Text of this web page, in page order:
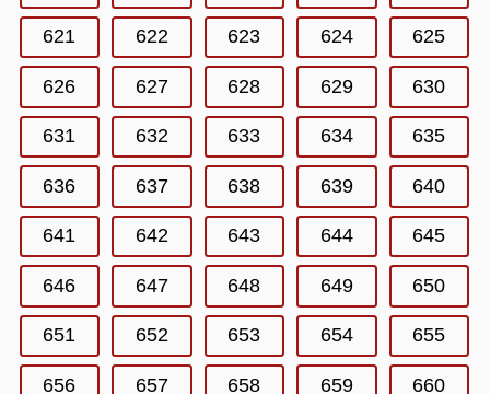
621 622 623 624 625
626 627 628 629 630
631 632 633 634 635
636 637 638 639 640
641 642 643 644 645
646 647 648 649 650
651 652 653 654 655
656 657 658 659 660